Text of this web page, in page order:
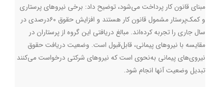
مبنای قانون کار پرداخت می‌شود، توضیح داد: برخی نیروهای پرستاری
و کمک‌پرستار مشمول قانون کار هستند و افزایش حقوق ۶۰درصدی در
سال جاری را تجربه کرده‌اند. مبالغ دریافتی این گروه از پرستاران در
مقایسه با نیروهای پیمانی، قابل‌قبول است. وضعیت دریافت حقوق
نیروی‌های پیمانی به‌نحوی است که نیروهای شرکتی درخواست می‌کنند
تبدیل وضعیت آنها انجام شود.